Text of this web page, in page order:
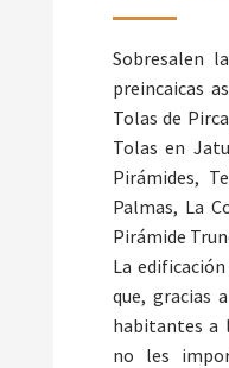
Sobresalen
preincaicas
Tolas de
Tolas en
Pirámides,
Palmas, La
Pirámide
La
que, gracias
habitantes a
no les